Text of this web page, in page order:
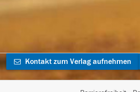
Kontakt zum Verlag aufnehmen